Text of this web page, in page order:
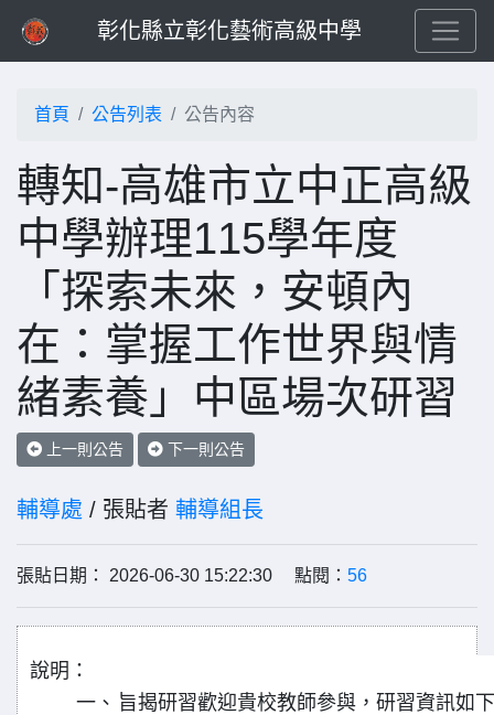
彰化縣立彰化藝術高級中學
首頁 公告列表 公告內容
轉知-高雄市立中正高級
中學辦理115學年度
「探索未來，安頓內
在：掌握工作世界與情
緒素養」中區場次研習
上一則公告 下一則公告
輔導處 / 張貼者 輔導組長
張貼日期： 2026-06-30 15:22:30 點閱： 56
說明：
一、 旨揭研習歡迎貴校教師參與，研習資訊如